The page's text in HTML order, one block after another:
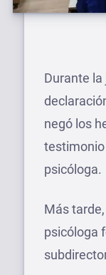
Durante la
negó los
testimonio
psicóloga.
Más
psicóloga